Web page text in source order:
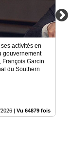
activités en
gouvernement
François Garcin
du Southern
| Vu 64879 fois